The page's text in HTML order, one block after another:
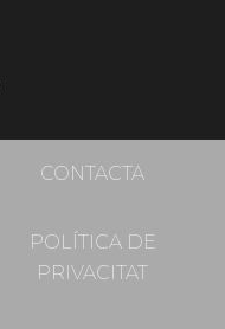
CONTACTA
POLÍTICA DE
PRIVACITAT